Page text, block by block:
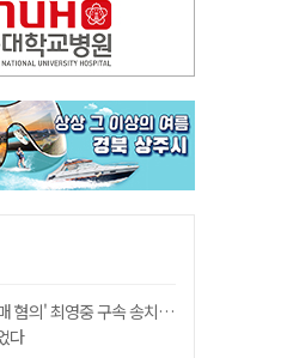
혐의' 최영중 구속 송치…
다